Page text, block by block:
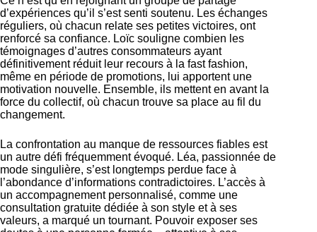
d’expériences qu’il s’est senti soutenu. Les échanges
réguliers, où chacun relate ses petites victoires, ont
renforcé sa confiance. Loïc souligne combien les
témoignages d’autres consommateurs ayant
définitivement réduit leur recours à la fast fashion,
même en période de promotions, lui apportent une
motivation nouvelle. Ensemble, ils mettent en avant la
force du collectif, où chacun trouve sa place au fil du
changement.
La confrontation au manque de ressources fiables est
un autre défi fréquemment évoqué. Léa, passionnée de
mode singulière, s’est longtemps perdue face à
l’abondance d’informations contradictoires. L’accès à
un accompagnement personnalisé, comme une
consultation gratuite dédiée à son style et à ses
valeurs, a marqué un tournant. Pouvoir exposer ses